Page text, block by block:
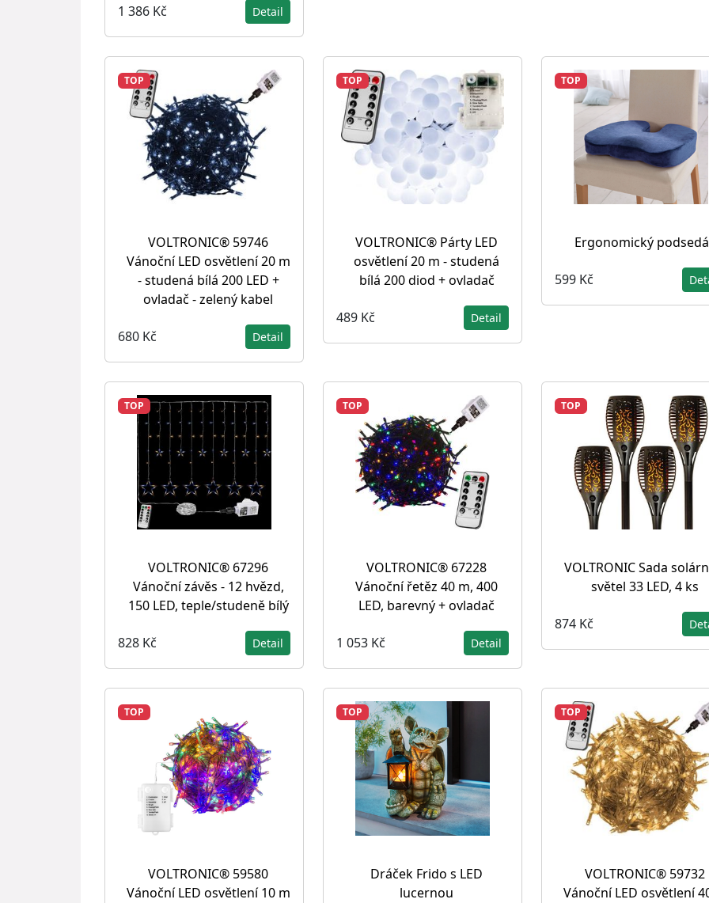
1 386 Kč Detail
TOP
VOLTRONIC® 59746
Vánoční LED osvětlení 20 m
- studená bílá 200 LED +
ovladač - zelený kabel
680 Kč Detail
TOP
VOLTRONIC® Párty LED
osvětlení 20 m - studená
bílá 200 diod + ovladač
489 Kč Detail
TOP
Ergonomický
599 Kč
TOP
VOLTRONIC® 67296
Vánoční závěs - 12 hvězd,
150 LED, teple/studeně bílý
828 Kč Detail
TOP
VOLTRONIC® 67228
Vánoční řetěz 40 m, 400
LED, barevný + ovladač
1 053 Kč Detail
TOP
VOLTRONIC Sada
světel 33 LED, 4 ks
874 Kč
TOP
VOLTRONIC® 59580
Vánoční LED osvětlení 10 m
TOP
Dráček Frido s LED
lucernou
TOP
VOLTRONIC® 59732
Vánoční LED osvětlení